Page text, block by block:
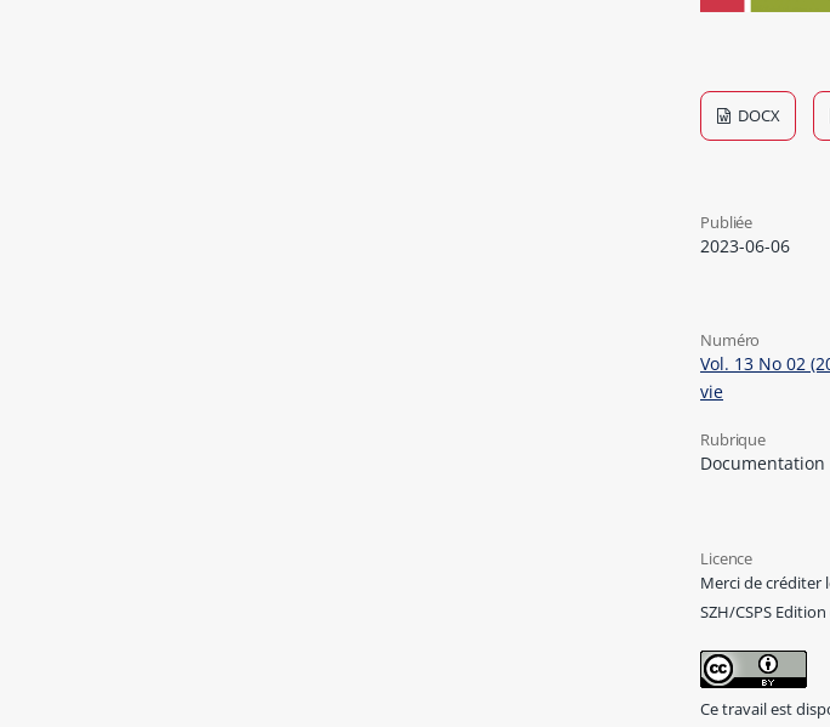
DOCX
Publiée
2023-06-06
Numéro
Vol. 13 No 02
vie
Rubrique
Documentation
Licence
Merci de créditer
SZH/CSPS
Ce travail est